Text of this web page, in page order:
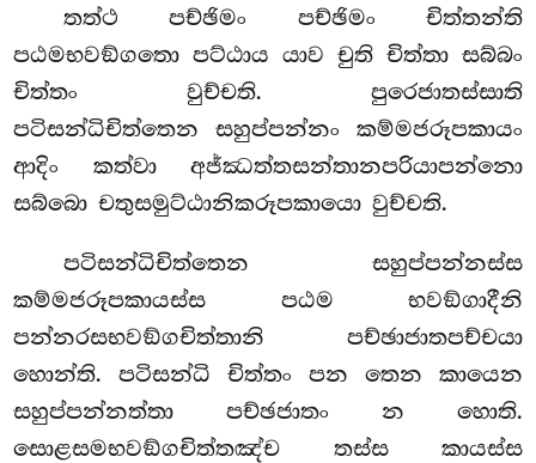
තත්ථ පච්ඡිමං පච්ඡිමං චිත්තන්ති
පඨමභවඞ්ගතො පට්ඨාය යාව චුති චිත්තා සබ්බං
චිත්තං වුච්චති. පුරෙජාතස්සාති
පටිසන්ධිචිත්තෙන සහුප්පන්නං කම්මජරූපකායං
ආදිං කත්වා අජ්ඣත්තසන්තානපරියාපන්නො
සබ්බො චතුසමුට්ඨානිකරූපකායො වුච්චති.
පටිසන්ධිචිත්තෙන සහුප්පන්නස්ස
කම්මජරූපකායස්ස පඨම භවඞ්ගාදීනි
පන්නරසභවඞ්ගචිත්තානි පච්ඡාජාතපච්චයා
හොන්ති. පටිසන්ධි චිත්තං පන තෙන කායෙන
සහුප්පන්නත්තාපච්ඡජාතං න හොති.
සොළසමභවඞ්ගචිත්තඤ්ච තස්ස කායස්ස